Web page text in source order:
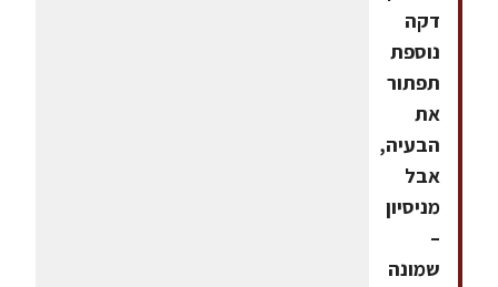
דקה
נוספת
תפתור
את
הבעיה,
אבל
מניסיון
–
שמונה